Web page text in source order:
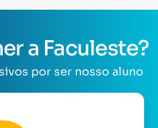
a Faculeste?
por ser nosso aluno